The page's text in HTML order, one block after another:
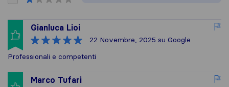
Gianluca Lioi
22 Novembre, 2025 su Google
Professionali e competenti
Marco Tufari